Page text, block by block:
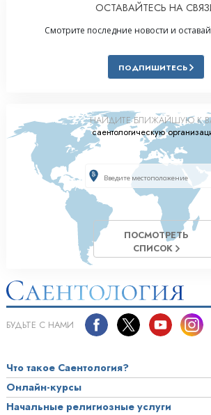
ОСТАВАЙТЕСЬ НА
Смотрите последние новости и
ПОДПИШИТЕСЬ
НАЙДИТЕ БЛИЖАЙШУЮ К
саентологическую
ПОСМОТРЕТЬ
СПИСОК
БУДЬТЕ С НАМИ
Что такое Саентология?
Онлайн-курсы
Начальные религиозные услуги